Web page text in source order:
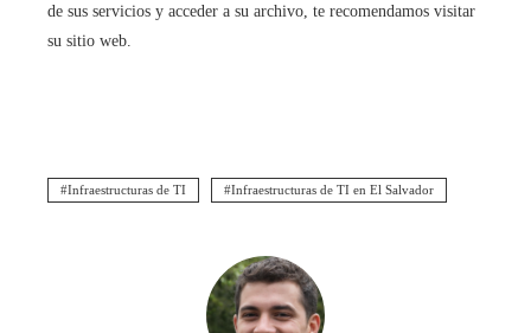
de sus servicios y acceder a su archivo, te recomendamos visitar
su sitio web.
Infraestructuras de TI Infraestructuras de TI en El Salvador